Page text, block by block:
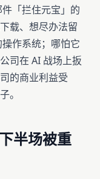
件「拦住元宝」的
载、想尽办法留
作系统；哪怕它
司在 AI 战场上扳
的商业利益受
。
半场被重